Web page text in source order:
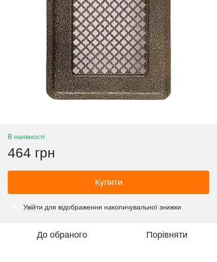
В наявності
464 грн
Купити
Увійти для відображення накопичувальної знижки
До обраного Порівняти